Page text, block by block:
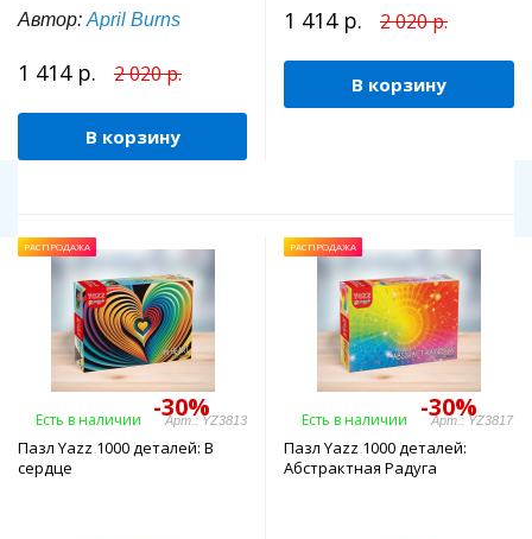
Автор: April Burns
1 414 р. 2 020 р.
В корзину
1 414 р. 2 020 р.
В корзину
РАСПРОДАЖА
-30%
Есть в наличии Арт.: YZ3813
Пазл Yazz 1000 деталей: В
сердце
РАСПРОДАЖА
-30%
Есть в наличии Арт.: YZ3817
Пазл Yazz 1000 деталей:
Абстрактная Радуга